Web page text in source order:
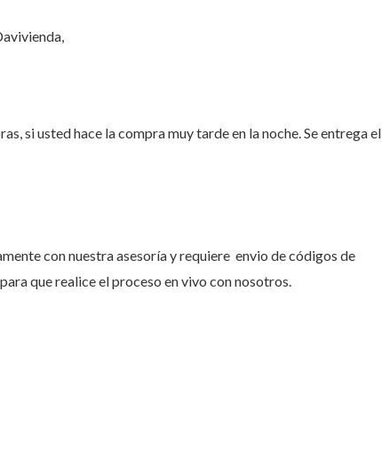
si usted hace la compra muy tarde en la noche. Se entrega el
con nuestra asesoría y requiere envio de códigos de
que realice el proceso en vivo con nosotros.